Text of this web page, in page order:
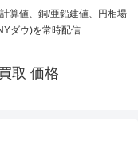
算値、銅/亜鉛建値、円相場
ダウ)を常時配信
取 価格